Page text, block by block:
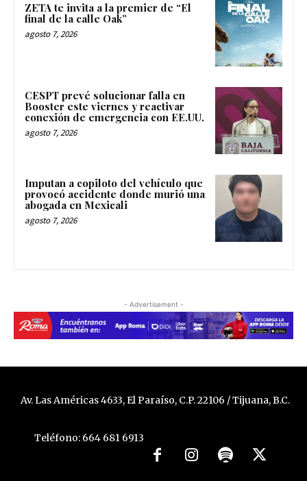
ZETA te invita a la premier de “El
final de la calle Oak”
agosto 7, 2026
CESPT prevé solucionar falla en
Booster este viernes y reactivar
conexión de emergencia con EE.UU.
agosto 7, 2026
Imputan a copiloto del vehículo que
provocó accidente donde murió una
abogada en Mexicali
agosto 7, 2026
- Advertisement -
Av. Las Américas 4633, El Paraíso, C.P. 22106 / Tijuana, B.C.
Teléfono: 664 681 6913